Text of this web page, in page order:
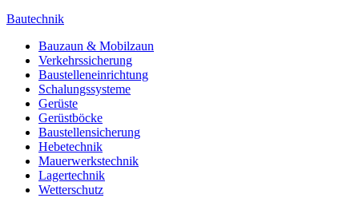
Bautechnik
Bauzaun & Mobilzaun
Verkehrssicherung
Baustelleneinrichtung
Schalungssysteme
Gerüste
Gerüstböcke
Baustellensicherung
Hebetechnik
Mauerwerkstechnik
Lagertechnik
Wetterschutz